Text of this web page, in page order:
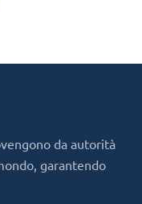
da autorità
garantendo